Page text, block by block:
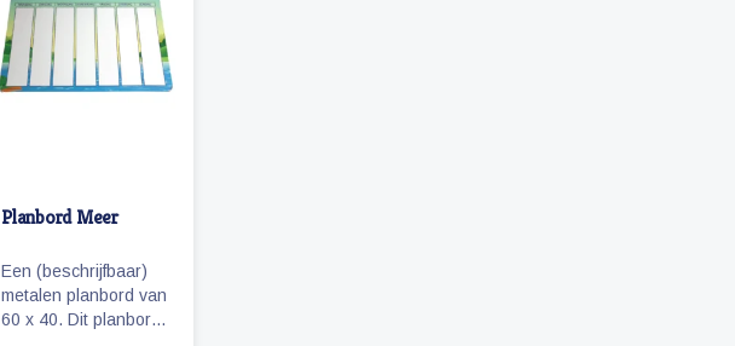
Planbord Meer
Een (beschrijfbaar)
metalen planbord van
60 x 40. Dit planbord